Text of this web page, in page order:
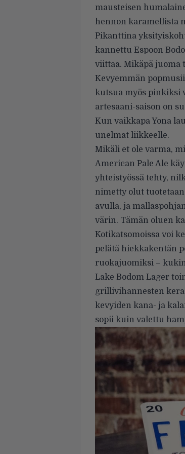
mausteisen
hennon karamellista
Pikanttina
kannettu Espoon
viittaa. Mikäpä juoma
Kevyemmän
kutsua myös pinkiksi
artesaani-saison on
Kun vaikkapa Yona
unelmat liikkeelle.
Mikäli et ole varma,
American Pale Ale
yhteistyössä tehty,
nimetty olut
avulla, ja
värin. Tämän oluen
Kotikatsomoissa voi
pelätä hiekkakentän
ruokajuomiksi –
Lake Bodom Lager
grillivihannesten
kevyiden kana- ja
sopii kuin valettu